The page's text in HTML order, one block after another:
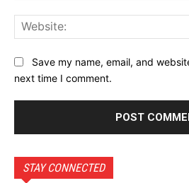
Save my name, email, and
next time I comment.
STAY CONNECTED